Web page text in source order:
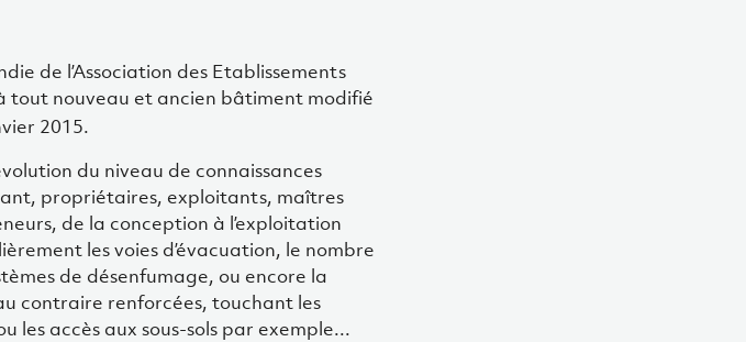
de l’Association des Etablissements
tout nouveau et ancien bâtiment modifié
2015.
du niveau de connaissances
propriétaires, exploitants, maîtres
de la conception à l’exploitation
les voies d’évacuation, le nombre
de désenfumage, ou encore la
contraire renforcées, touchant les
les accès aux sous-sols par exemple...